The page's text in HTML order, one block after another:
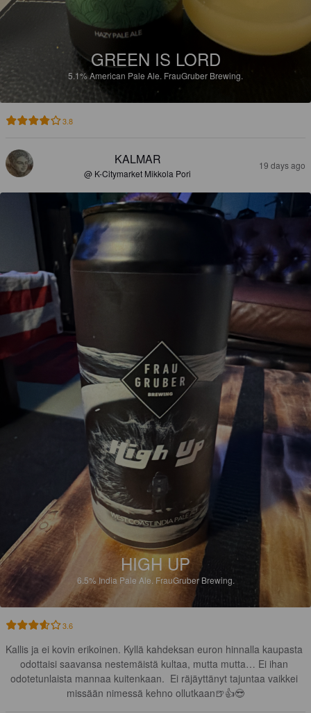
GREEN IS LORD
5.1%American Pale Ale. FrauGruber Brewing.
3.8
KALMAR
@ K-Citymarket Mikkola Pori
19 days ago
HIGH UP
6.5% India Pale Ale. FrauGruber Brewing.
3.6
Kallis ja ei kovin erikoinen. Kyllä kahdeksan euron hinnalla kaupasta
odottaisi saavansa nestemäistä kultaa, mutta mutta… Ei ihan
odotetunlaista mannaa kuitenkaan.  Ei räjäyttänyt tajuntaa vaikkei
missään nimessä kehno ollutkaan🍺👍😎